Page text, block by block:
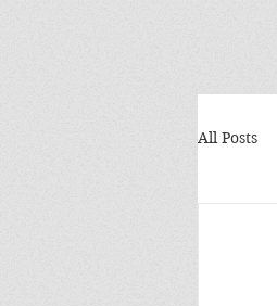
All Posts